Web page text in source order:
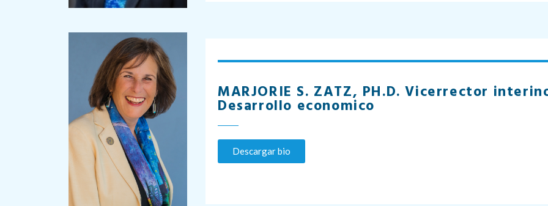
MARJORIE S. ZATZ, PH.D. Vicerrector
Desarrollo economico
Descargar bio